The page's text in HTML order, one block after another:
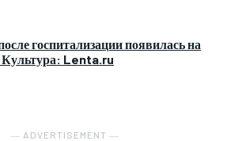
госпитализации появилась на
Lenta.ru
― ADVERTISEMENT ―